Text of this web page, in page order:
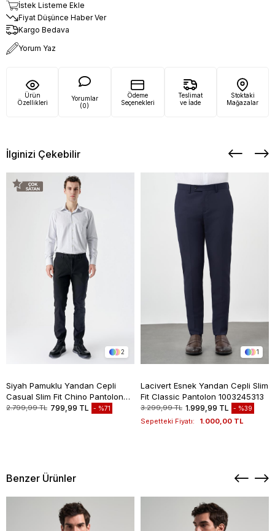
İstek Listeme Ekle
Fiyat Düşünce Haber Ver
Kargo Bedava
Yorum Yaz
Ürün
Özellikleri
Yorumlar
(0)
Ödeme
Seçenekleri
Teslimat
ve İade
Stoktaki
Mağazalar
İlginizi Çekebilir
2
Siyah Pamuklu Yandan Cepli
Casual Slim Fit Chino Pantolon
1003235117
2.799,99 TL 799,99 TL %71
1
Lacivert Esnek Yandan Cepli Slim
Fit Classic Pantolon 1003245313
3.299,99 TL 1.999,99 TL %39
Sepetteki Fiyatı: 1.000,00 TL
Benzer Ürünler